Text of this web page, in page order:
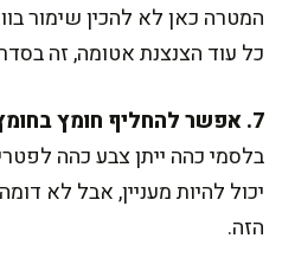
המטרה כאן לא להכין שימור
כל עוד הצנצנת אטומה, זה
7. אפשר להחליף חומץ בחומץ בלסמי כהה?
בלסמי כהה ייתן צבע כהה
יכול להיות מעניין, אבל לא
הזה.